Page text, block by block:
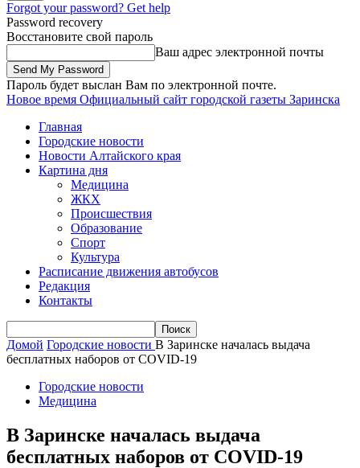
Forgot your password? Get help
Password recovery
Восстановите свой пароль
Ваш адрес электронной почты
Пароль будет выслан Вам по электронной почте.
Новое время Официальный сайт городской газеты Заринска
Главная
Городские новости
Новости Алтайского края
Картина дня
Медицина
ЖКХ
Происшествия
Образование
Спорт
Культура
Расписание движения автобусов
Редакция
Контакты
Домой Городские новости В Заринске началась выдача
бесплатных наборов от COVID-19
Городские новости
Медицина
В Заринске началась выдача
бесплатных наборов от COVID-19